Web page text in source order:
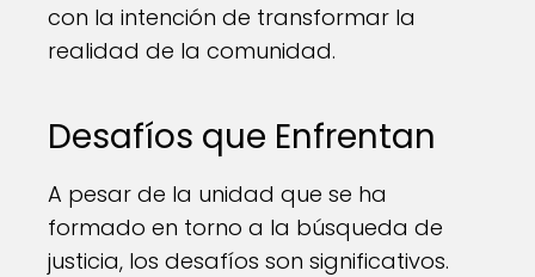
con la intención de transformar la
realidad de la comunidad.
Desafíos que Enfrentan
A pesar de la unidad que se ha
formado en torno a la búsqueda de
justicia, los desafíos son significativos.